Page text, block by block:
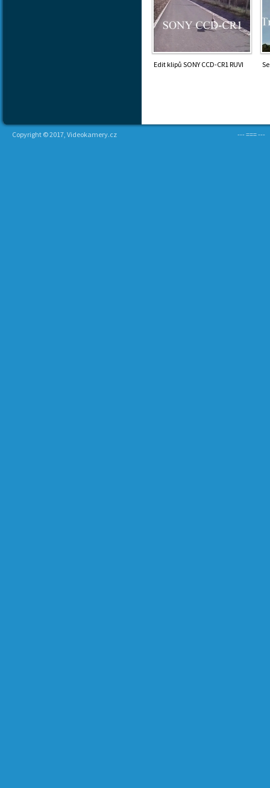
Edit klipů SONY CCD-CR1 RUVI
Copyright © 2017, Videokamery.cz --- === ---